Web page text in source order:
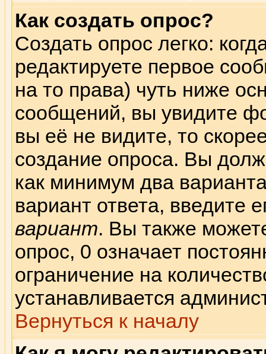
Как создать опрос?
Создать опрос легко:
редактируете первое
на то права) чуть ниже
сообщений, вы увидите
вы её не видите, то
создание опроса. Вы
как минимум два
вариант ответа, введите
вариант. Вы также
опрос, 0 означает
ограничение на
устанавливается
Вернуться к началу